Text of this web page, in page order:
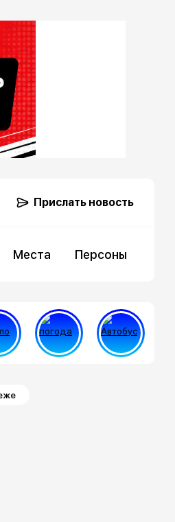
Прислать новость
Места Персоны